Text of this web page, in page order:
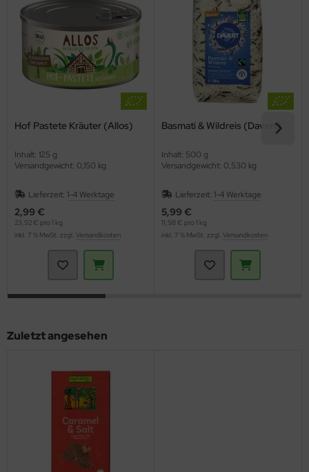
Hof Pastete Kräuter (Allos)
Inhalt: 125 g
Versandgewicht: 0,150 kg
Lieferzeit: 1-4 Werktage
2,99 €
23,92 € pro 1 kg
inkl. 7 % MwSt. zzgl. Versandkosten
Basmati & Wildreis (Davert)
Inhalt: 500 g
Versandgewicht: 0,530 kg
Lieferzeit: 1-4 Werktage
5,99 €
11,98 € pro 1 kg
inkl. 7 % MwSt. zzgl. Versandkosten
Zuletzt angesehen